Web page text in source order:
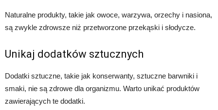
Naturalne produkty, takie jak owoce, warzywa, orzechy i nasiona,
są zwykle zdrowsze niż przetworzone przekąski i słodycze.
Unikaj dodatków sztucznych
Dodatki sztuczne, takie jak konserwanty, sztuczne barwniki i
smaki, nie są zdrowe dla organizmu. Warto unikać produktów
zawierających te dodatki.